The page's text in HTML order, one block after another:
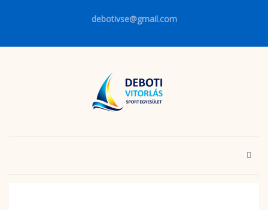
debotivse@gmail.com